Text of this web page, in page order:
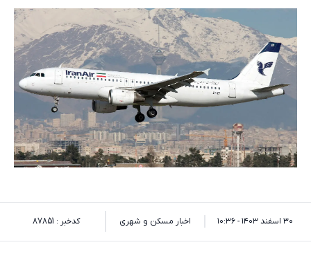
۳۰ اسفند ۱۴۰۳ - ۱۰:۳۶ اخبار مسکن و شهری کدخبر : 87851